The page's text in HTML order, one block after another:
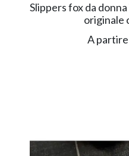
Slippers fox da
originale
A